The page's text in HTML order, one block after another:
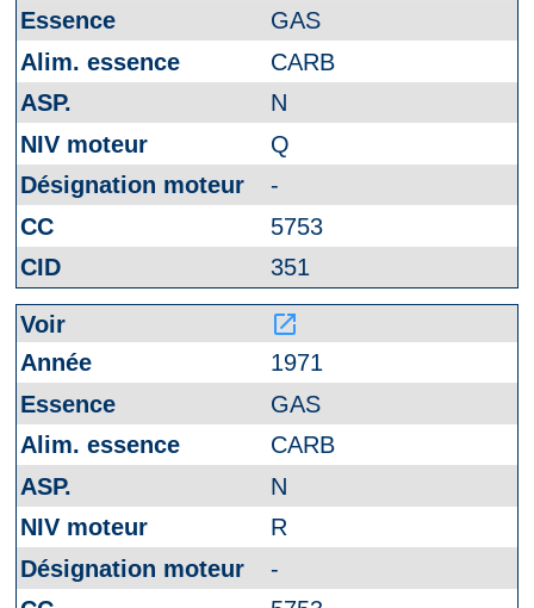
GAS
CARB
N
Q
-
5753
351
launch
1971
GAS
CARB
N
R
-